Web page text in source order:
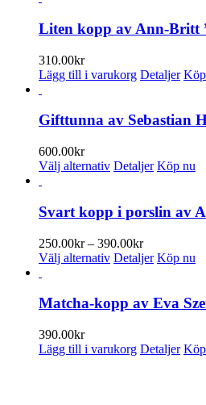
väljas
Liten kopp av Ann-Britt
310.00kr
Lägg till i varukorg Detaljer
Gifttunna av Sebastian
600.00kr
Välj alternativ Den
har
flera
varianter.
De
olika
väljas
Detaljer Köp nu
Svart kopp i porslin av
250.00kr – 390.00krPrisintervall:
250.00kr
Välj alternativ Den
har
flera
De
olika
Detaljer Köp nu
Matcha-kopp av Eva
390.00kr
Lägg till i varukorg Detaljer